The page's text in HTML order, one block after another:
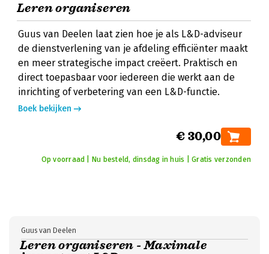
Leren organiseren
Guus van Deelen laat zien hoe je als L&D-adviseur
de dienstverlening van je afdeling efficiënter maakt
en meer strategische impact creëert. Praktisch en
direct toepasbaar voor iedereen die werkt aan de
inrichting of verbetering van een L&D-functie.
Boek bekijken
€ 30,00
Op voorraad | Nu besteld, dinsdag in huis | Gratis verzonden
Leren organiseren - Maximale
Guus van Deelen